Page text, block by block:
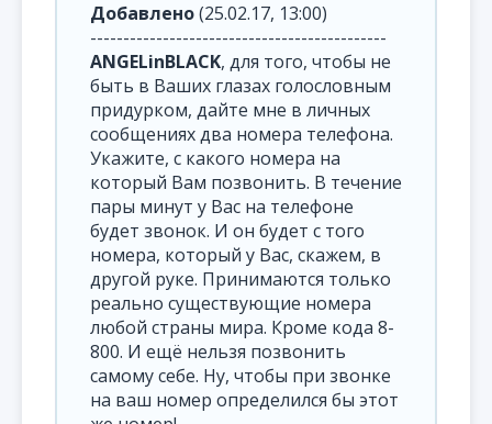
Добавлено(25.02.17, 13:00)
---------------------------------------------
ANGELinBLACK, для того, чтобы не
быть в Ваших глазах голословным
придурком, дайте мне в личных
сообщениях два номера телефона.
Укажите, с какого номера на
который Вам позвонить. В течение
пары минут у Вас на телефоне
будет звонок. И он будет с того
номера, который у Вас, скажем, в
другой руке. Принимаются только
реально существующие номера
любой страны мира. Кроме кода 8-
800. И ещё нельзя позвонить
самому себе. Ну, чтобы при звонке
на ваш номер определился бы этот